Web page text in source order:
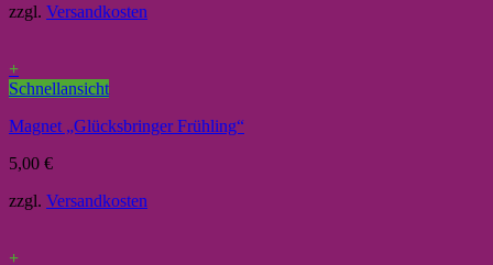
zzgl. Versandkosten
+
Schnellansicht
Magnet „Glücksbringer Frühling“
5,00 €
zzgl. Versandkosten
+